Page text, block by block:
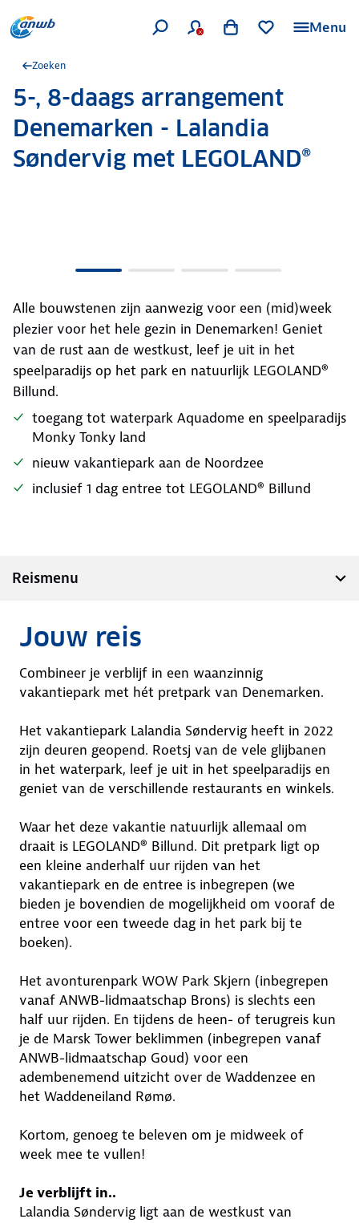
Menu
Zoeken
.5-, 8-daags arrangement
Denemarken - Lalandia
Søndervig met LEGOLAND®
Alle bouwstenen zijn aanwezig voor een (mid)week
plezier voor het hele gezin in Denemarken! Geniet
van de rust aan de westkust, leef je uit in het
speelparadijs op het park en natuurlijk LEGOLAND®
Billund.
toegang tot waterpark Aquadome en speelparadijs
Monky Tonky land
nieuw vakantiepark aan de Noordzee
inclusief 1 dag entree tot LEGOLAND® Billund
Reismenu
Jouw reis
Combineer je verblijf in een waanzinnig
vakantiepark met hét pretpark van Denemarken.
Het vakantiepark Lalandia Søndervig heeft in 2022
zijn deuren geopend. Roetsj van de vele glijbanen
in het waterpark, leef je uit in het speelparadijs en
geniet van de verschillende restaurants en winkels.
Waar het deze vakantie natuurlijk allemaal om
draait is LEGOLAND® Billund. Dit pretpark ligt op
een kleine anderhalf uur rijden van het
vakantiepark en de entree is inbegrepen (we
bieden je bovendien de mogelijkheid om vooraf de
entree voor een tweede dag in het park bij te
boeken).
Het avonturenpark WOW Park Skjern (inbegrepen
vanaf ANWB-lidmaatschap Brons) is slechts een
half uur rijden. En tijdens de heen- of terugreis kun
je de Marsk Tower beklimmen (inbegrepen vanaf
ANWB-lidmaatschap Goud) voor een
adembenemend uitzicht over de Waddenzee en
het Waddeneiland Rømø.
Kortom, genoeg te beleven om je midweek of
week mee te vullen!
Je verblijft in..
Lalandia Søndervig ligt aan de westkust van